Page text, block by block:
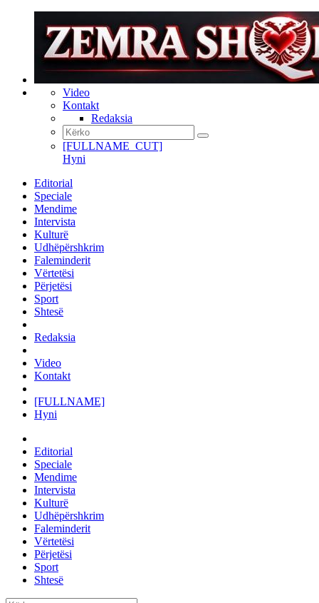
Video
Kontakt
Redaksia
[FULLNAME_CUT]
Hyni
Editorial
Speciale
Mendime
Intervista
Kulturë
Udhëpërshkrim
Faleminderit
Vërtetësi
Përjetësi
Sport
Shtesë
Redaksia
Video
Kontakt
[FULLNAME]
Hyni
Editorial
Speciale
Mendime
Intervista
Kulturë
Udhëpërshkrim
Faleminderit
Vërtetësi
Përjetësi
Sport
Shtesë